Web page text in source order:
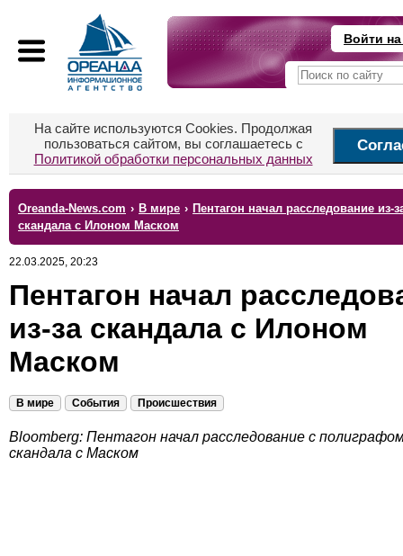
Войти
На сайте используются Cookies. Продолжая
пользоваться сайтом, вы соглашаетесь с
Политикой обработки персональных данных
Oreanda-News.com › В мире › Пентагон начал расследование из-
скандала с Илоном Маском
22.03.2025, 20:23
Пентагон начал
из-за скандала с Илоном
Маском
В мире События Происшествия
Bloomberg: Пентагон начал расследование с
скандала с Маском